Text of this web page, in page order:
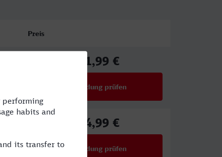
Preis
41,99 €
Verbindung prüfen
34,99 €
Verbindung prüfen